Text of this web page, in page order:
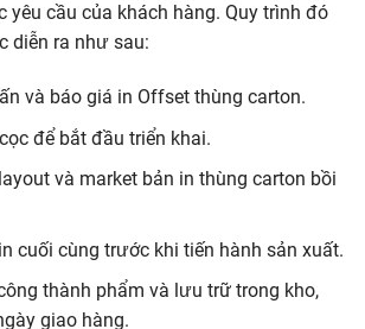
yêu cầu của khách hàng. Quy trình đó
diễn ra như sau:
và báo giá in Offset thùng carton.
để bắt đầu triển khai.
và market bản in thùng carton bồi
cuối cùng trước khi tiến hành sản xuất.
thành phẩm và lưu trữ trong kho,
giao hàng.